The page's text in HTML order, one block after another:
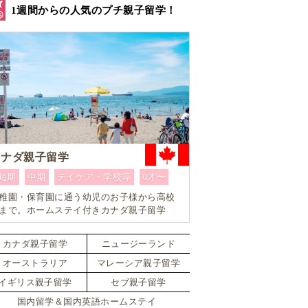
1週間からの人気のプチ親子留学！
ダ親子留学
期 中期 デイケア・学校等
0才〜
園・保育園に通う幼児のお子様から高校
で。ホームステイ付きカナダ親子留学
カナダ親子留学
ニュージーランド
オーストラリア
マレーシア親子留学
ギリス親子留学
セブ親子留学
国内留学＆国内英語ホームステイ